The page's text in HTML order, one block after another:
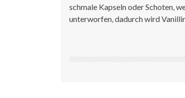
schmale Kapseln oder Schoten,
unterworfen, dadurch wird